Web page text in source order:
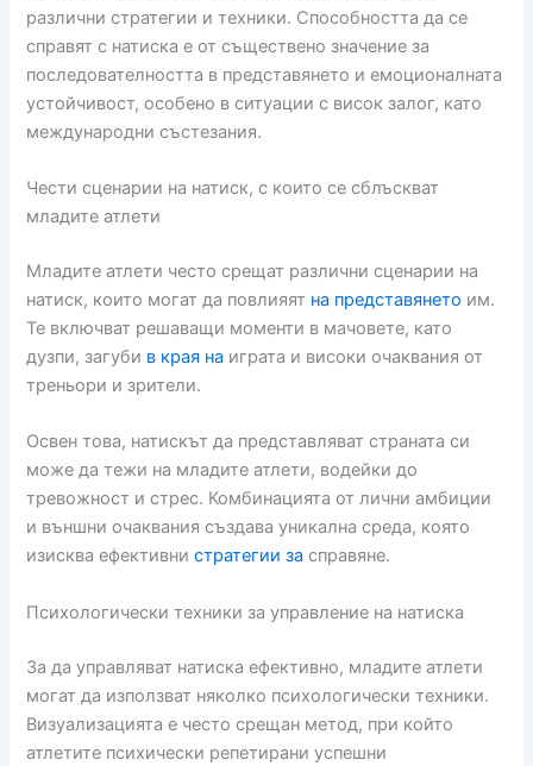
различни стратегии и техники. Способността да се
справят с натиска е от съществено значение за
последователността в представянето и емоционалната
устойчивост, особено в ситуации с висок залог, като
международни състезания.
Чести сценарии на натиск, с които се сблъскват
младите атлети
Младите атлети често срещат различни сценарии на
натиск, които могат да повлияят на представянето им.
Те включват решаващи моменти в мачовете, като
дузпи, загуби в края на играта и високи очаквания от
треньори и зрители.
Освен това, натискът да представляват страната си
може да тежи на младите атлети, водейки до
тревожност и стрес. Комбинацията от лични амбиции
и външни очаквания създава уникална среда, която
изисква ефективнистратегии за справяне.
Психологически техники за управление на натиска
За да управляват натиска ефективно, младите атлети
могат да използват няколко психологически техники.
Визуализацията е често срещан метод, при който
атлетите психически репетирани успешни